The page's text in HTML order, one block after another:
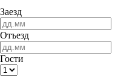
Заезд
Отъезд
Гости